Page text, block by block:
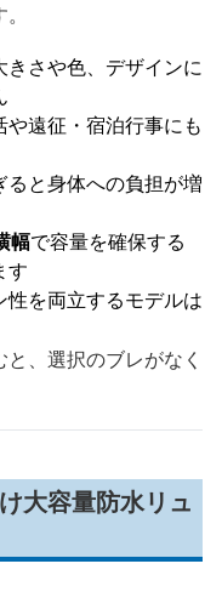
さや色、デザインに
遠征・宿泊行事にも
ると身体への負担が増
幅で容量を確保する
す
性を両立するモデルは
、選択のブレがなく
大容量防水リュ